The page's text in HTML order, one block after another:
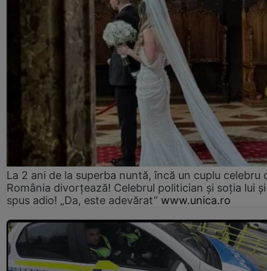
La 2 ani de la superba nuntă, încă un cuplu celebru
România divorțează! Celebrul politician și soția lui
spus adio! „Da, este adevărat” www.unica.ro